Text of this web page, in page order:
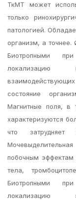
ТкМТ может
только
патологией.
организм, а точнее.
Биотропными
локализацию
состояние
Магнитные поля,
характеризуются
что
побочным эффектам
тела,
Биотропными
локализацию